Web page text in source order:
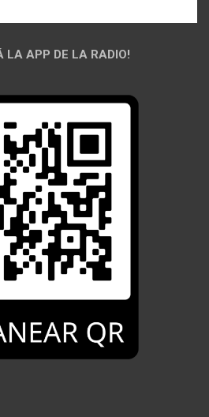
LA APP DE LA RADIO!